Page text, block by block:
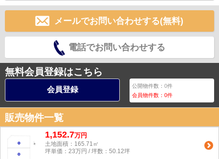
メールでお問い合わせする(無料)
電話でお問い合わせする
無料会員登録はこちら
会員登録 公開物件数：0件
会員物件数：0件
販売物件一覧
1,152.7万円
土地面積：165.71㎡
坪単価：23万円 / 坪数：50.12坪